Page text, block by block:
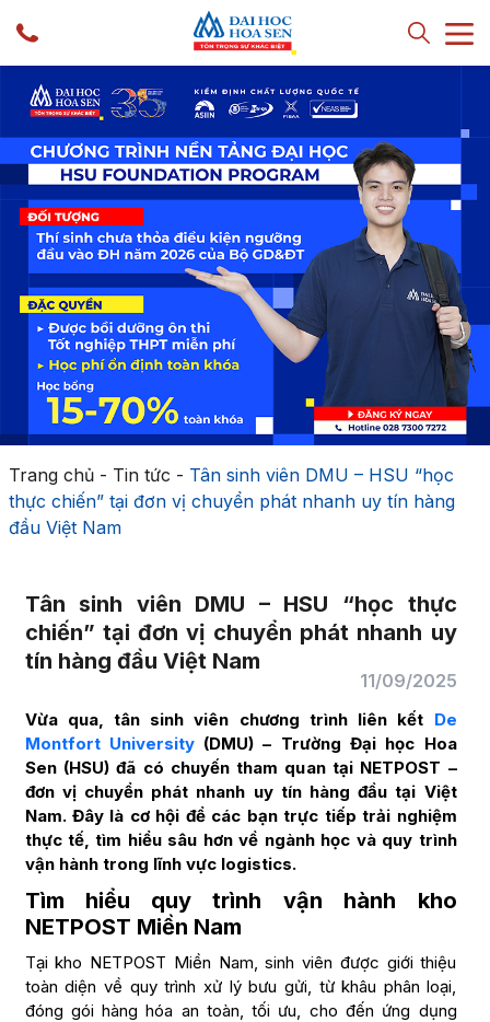
Trang chủ- Tin tức - Tân sinh viên DMU – HSU “học
thực chiến” tại đơn vị chuyển phát nhanh uy tín hàng
đầu Việt Nam
Tân sinh viên DMU – HSU “học thực
chiến” tại đơn vị chuyển phát nhanh uy
tín hàng đầu Việt Nam
11/09/2025
Vừa qua, tân sinh viên chương trình liên kết De
Montfort University(DMU) – Trường Đại học Hoa
Sen (HSU) đã có chuyến tham quan tại NETPOST –
đơn vị chuyển phát nhanh uy tín hàng đầu tại Việt
Nam. Đây là cơ hội để các bạn trực tiếp trải nghiệm
thực tế, tìm hiểu sâu hơn về ngành học và quy trình
vận hành trong lĩnh vực logistics.
Tìm hiểu quy trình vận hành kho
NETPOST Miền Nam
Tại kho NETPOST Miền Nam, sinh viên được giới thiệu
toàn diện về quy trình xử lý bưu gửi, từ khâu phân loại,
đóng gói hàng hóa an toàn, tối ưu, cho đến ứng dụng